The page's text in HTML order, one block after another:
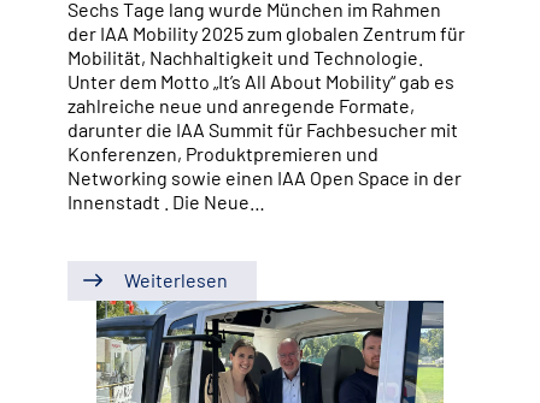
Sechs Tage lang wurde München im Rahmen
der IAA Mobility 2025 zum globalen Zentrum für
Mobilität, Nachhaltigkeit und Technologie.
Unter dem Motto „It’s All About Mobility“ gab es
zahlreiche neue und anregende Formate,
darunter die IAA Summit für Fachbesucher mit
Konferenzen, Produktpremieren und
Networking sowie einen IAA Open Space in der
Innenstadt . Die Neue…
Weiterlesen